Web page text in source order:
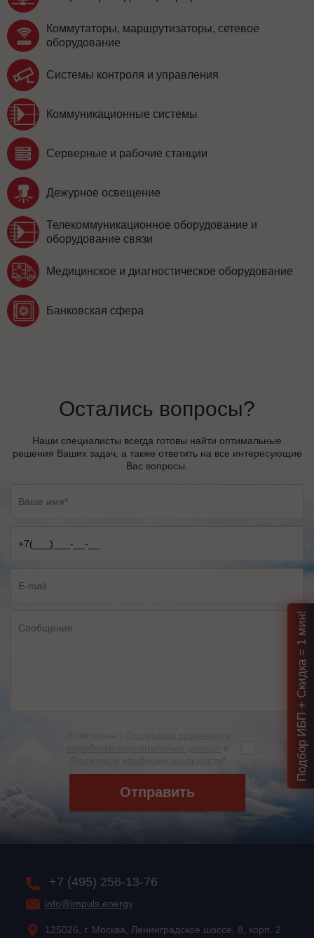
Коммутаторы, маршрутизаторы, сетевое
оборудование
Системы контроля и управления
Коммуникационные системы
Серверные и рабочие станции
Дежурное освещение
Телекоммуникационное оборудование и
оборудование связи
Медицинское и диагностическое оборудование
Банковская сфера
Остались вопросы?
Наши специалисты всегда готовы найти оптимальные
решения Ваших задач, а также ответить на все интересующие
Вас вопросы.
Отправить
+7 (495) 256-13-76
info@impuls.energy
125026, г. Москва, Ленинградское шоссе, 8, корп. 2
Подбор ИБП + Скидка = 1 мин!